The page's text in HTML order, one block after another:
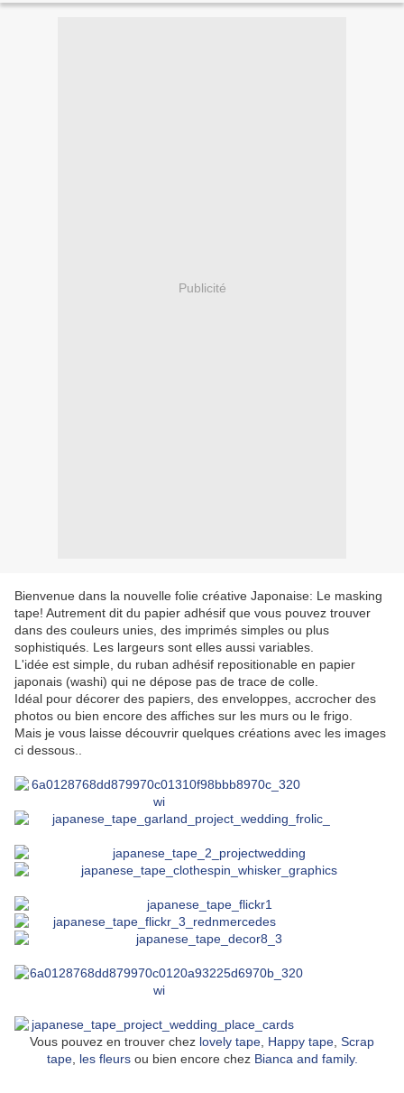
Publicité
Bienvenue dans la nouvelle folie créative Japonaise: Le masking
tape! Autrement dit du papier adhésif que vous pouvez trouver
dans des couleurs unies, des imprimés simples ou plus
sophistiqués. Les largeurs sont elles aussi variables.
L'idée est simple, du ruban adhésif repositionable en papier
japonais (washi) qui ne dépose pas de trace de colle.
Idéal pour décorer des papiers, des enveloppes, accrocher des
photos ou bien encore des affiches sur les murs ou le frigo.
Mais je vous laisse découvrir quelques créations avec les images
ci dessous..
Vous pouvez en trouver chez lovely tape Happy tape Scrap
tape, les fleursou bien encore chez Bianca and family.